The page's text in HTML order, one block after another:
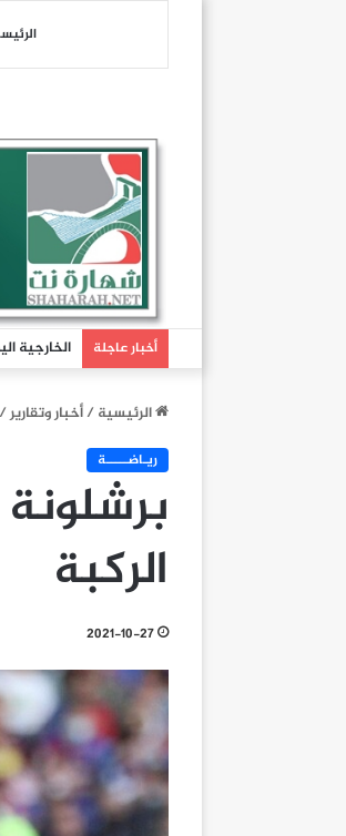
أخبار عاجلة الخارجية
الرئيسية/أخبار وتقارير/
ريـاضـــــة
الركبة
2021-10-27